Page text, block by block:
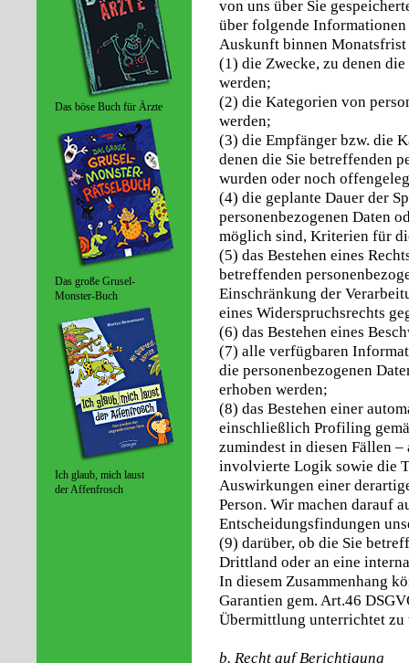
Das böse Buch für Ärzte
Das große Grusel-
Monster-Buch
Ich glaub, mich laust
der Affenfrosch
von uns über Sie
über folgende
Auskunft binnen
(1) die Zwecke, zu denen
werden;
(2) die Kategorien von
werden;
(3) die Empfänger bzw. die
denen die Sie betreffenden
wurden oder noch
(4) die geplante Dauer der
personenbezogenen Daten
möglich sind, Kriterien für
(5) das Bestehen eines
betreffenden
Einschränkung der
eines Widerspruchsrechts
(6) das Bestehen eines
(7) alle verfügbaren
die personenbezogenen
erhoben werden;
(8) das Bestehen einer
einschließlich Profiling
zumindest in diesen Fällen
involvierte Logik sowie die
Auswirkungen einer
Person. Wir machen darauf
Entscheidungsfindungen
(9) darüber, ob die Sie
Drittland oder an eine
In diesem Zusammenhang
Garantien gem. Art.46
Übermittlung unterrichtet zu
b. Recht auf Berichtigung